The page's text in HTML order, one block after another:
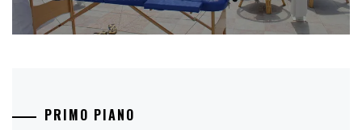
PRIMO PIANO